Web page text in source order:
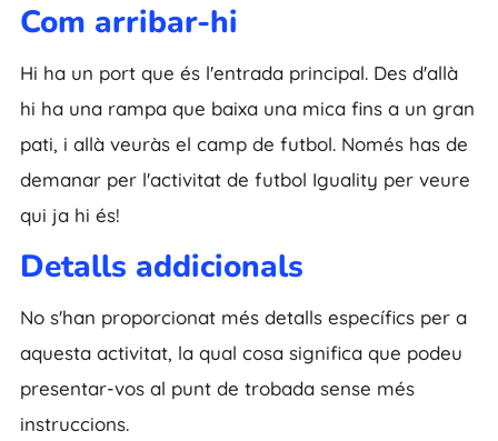
Com arribar-hi
Hi ha un port que és l'entrada principal. Des d'allà
hi ha una rampa que baixa una mica fins a un gran
pati, i allà veuràs el camp de futbol. Només has de
demanar per l'activitat de futbol Iguality per veure
qui ja hi és!
Detalls addicionals
No s'han proporcionat més detalls específics per a
aquesta activitat, la qual cosa significa que podeu
presentar-vos al punt de trobada sense més
instruccions.